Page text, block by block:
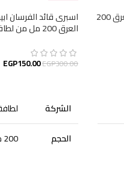
اسبرى خالص عودى للجنسين – مزيل العرق 200 اسبرى قائد الفرسان
العرق 200 مل من لطافة
EGP300.00
EGP150.00
الشركة
الحجم
200 مل